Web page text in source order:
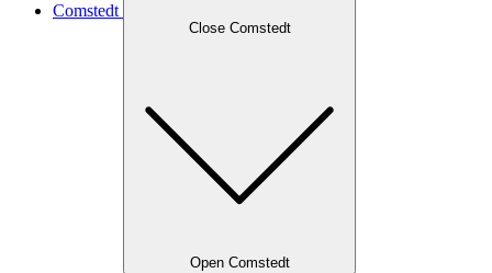
Comstedt
Close Comstedt
Open Comstedt